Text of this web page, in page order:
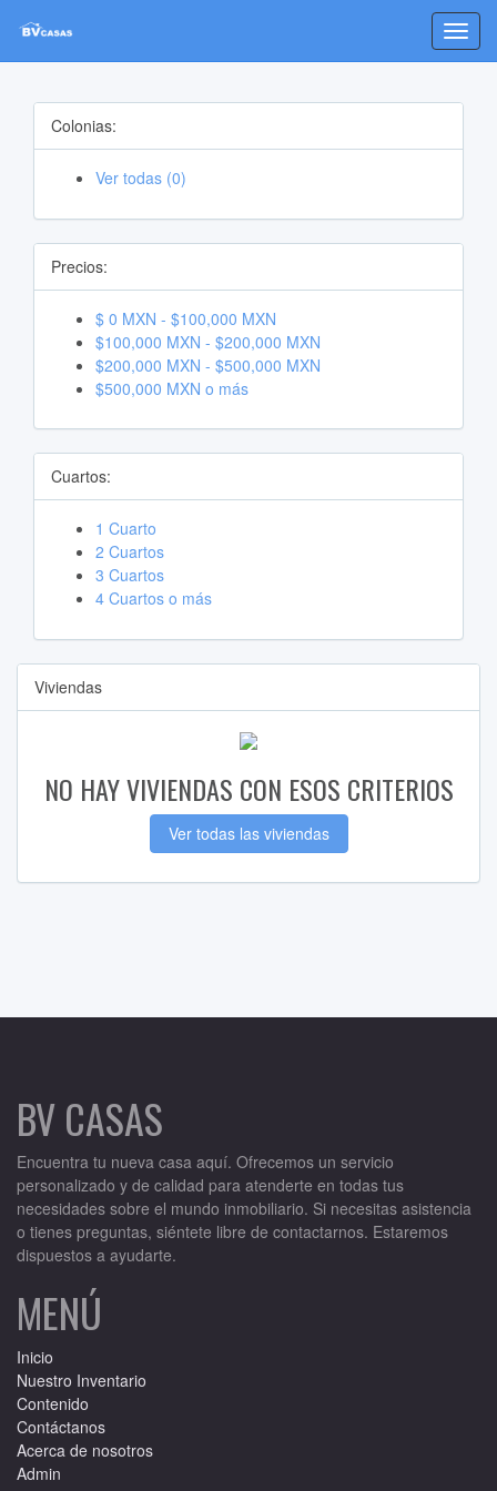
Colonias:
Ver todas (0)
Precios:
$ 0 MXN - $100,000 MXN
$100,000 MXN - $200,000 MXN
$200,000 MXN - $500,000 MXN
$500,000 MXN o más
Cuartos:
1 Cuarto
2 Cuartos
3 Cuartos
4 Cuartos o más
Viviendas
NO HAY VIVIENDAS CON ESOS CRITERIOS
Ver todas las viviendas
BV CASAS
Encuentra tu nueva casa aquí. Ofrecemos un servicio
personalizado y de calidad para atenderte en todas tus
necesidades sobre el mundo inmobiliario. Si necesitas asistencia
o tienes preguntas, siéntete libre de contactarnos. Estaremos
dispuestos a ayudarte.
MENÚ
Inicio
Nuestro Inventario
Contenido
Contáctanos
Acerca de nosotros
Admin